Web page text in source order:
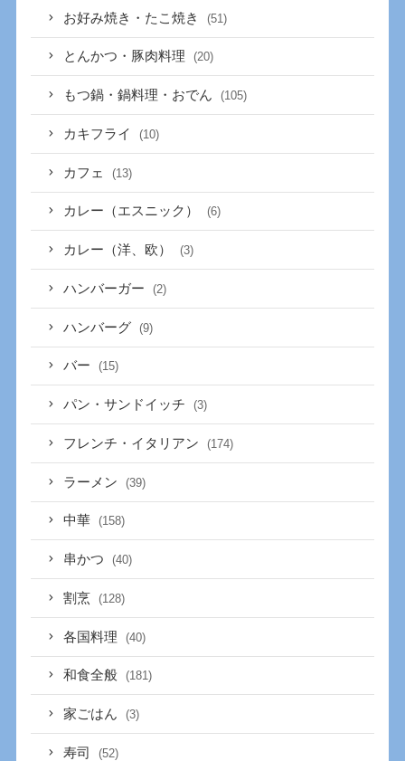
お好み焼き・たこ焼き (51)
とんかつ・豚肉料理 (20)
もつ鍋・鍋料理・おでん (105)
カキフライ (10)
カフェ (13)
カレー（エスニック） (6)
カレー（洋、欧） (3)
ハンバーガー (2)
ハンバーグ (9)
バー (15)
パン・サンドイッチ (3)
フレンチ・イタリアン (174)
ラーメン (39)
中華 (158)
串かつ (40)
割烹 (128)
各国料理 (40)
和食全般 (181)
家ごはん (3)
寿司 (52)